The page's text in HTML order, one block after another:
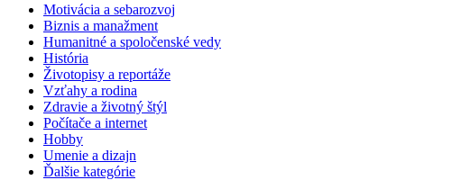
Motivácia a sebarozvoj
Biznis a manažment
Humanitné a spoločenské vedy
História
Životopisy a reportáže
Vzťahy a rodina
Zdravie a životný štýl
Počítače a internet
Hobby
Umenie a dizajn
Ďalšie kategórie